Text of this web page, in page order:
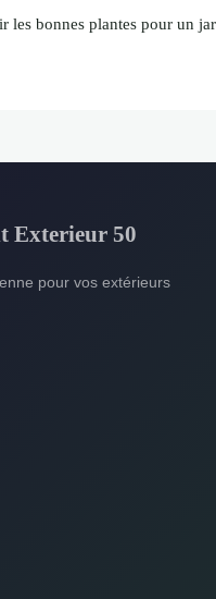
les bonnes plantes pour un
Exterieur 50
pour vos extérieurs